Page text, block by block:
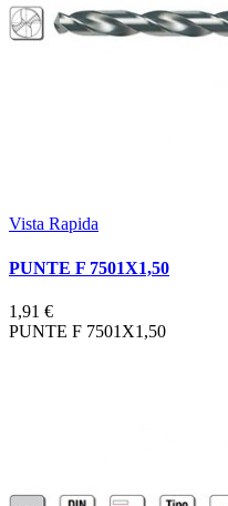
Vista Rapida
PUNTE F 7501X1,50
1,91 €
PUNTE F 7501X1,50